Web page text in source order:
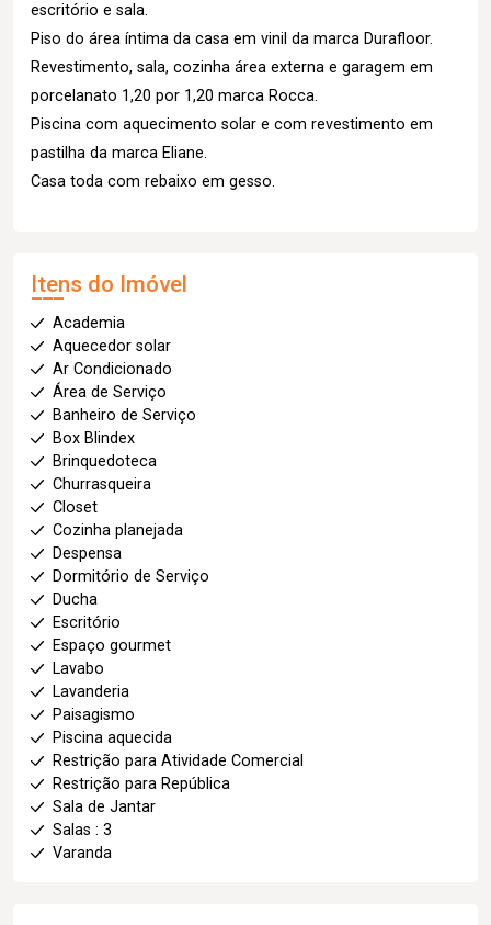
escritório e sala.
Piso do área íntima da casa em vinil da marca Durafloor.
Revestimento, sala, cozinha área externa e garagem em
porcelanato 1,20 por 1,20 marca Rocca.
Piscina com aquecimento solar e com revestimento em
pastilha da marca Eliane.
Casa toda com rebaixo em gesso.
Itens do Imóvel
Academia
Aquecedor solar
Ar Condicionado
Área de Serviço
Banheiro de Serviço
Box Blindex
Brinquedoteca
Churrasqueira
Closet
Cozinha planejada
Despensa
Dormitório de Serviço
Ducha
Escritório
Espaço gourmet
Lavabo
Lavanderia
Paisagismo
Piscina aquecida
Restrição para Atividade Comercial
Restrição para República
Sala de Jantar
Salas : 3
Varanda